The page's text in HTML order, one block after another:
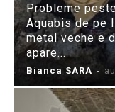
Probleme
Aquabis de pe
metal veche e
apare...
Bianca SARA -